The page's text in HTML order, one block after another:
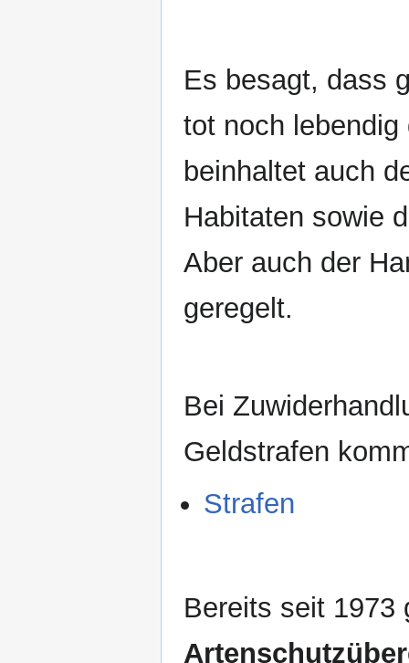
Es besagt, dass
tot noch
beinhaltet auch
Habitaten sowie
Aber auch der
geregelt.
Bei
Geldstrafen
Strafen
Bereits seit